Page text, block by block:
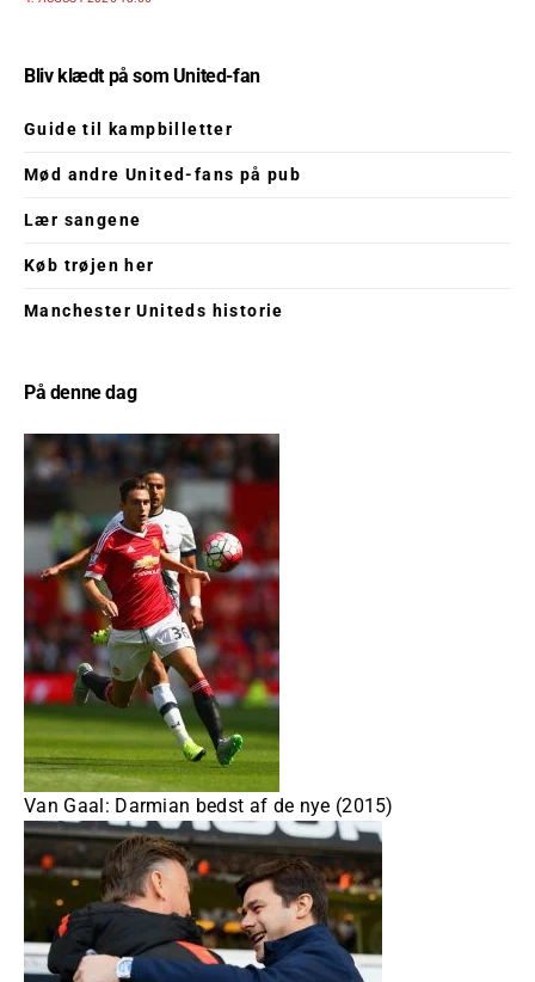
Bliv klædt på som United-fan
Guide til kampbilletter
Mød andre United-fans på pub
Lær sangene
Køb trøjen her
Manchester Uniteds historie
På denne dag
Van Gaal: Darmian bedst af de nye (2015)